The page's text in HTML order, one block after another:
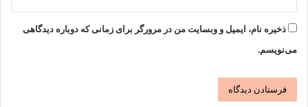
ذخیره نام، ایمیل و وبسایت من در مرورگر برای زمانی که دوباره دیدگاهی
می‌نویسم.